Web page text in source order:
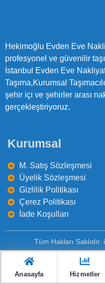
Hekimoğlu Evden Eve
profesyonel ve güvenilir
İstanbul Evden Eve
Taşıma,Kurumsal
şehir içi ve şehirler arası
gerçekleştiriyoruz.
Kurumsal
M. Satış Sözleşmesi
Üyelik Sözleşmesi
Gizlilik Politikası
Çerez Politikası
İade Koşulları
Tüm Hakları
Sıkça Sorulan Sorular
Anasayfa Hizmetler